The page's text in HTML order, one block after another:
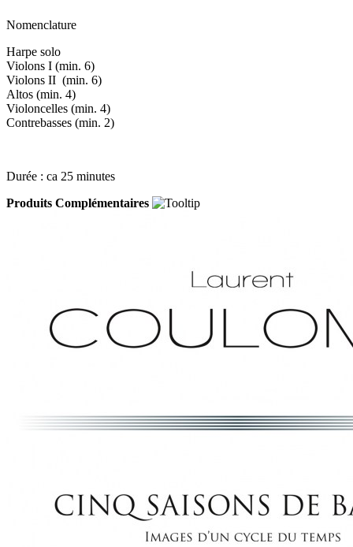
Nomenclature
Harpe solo
Violons I (min. 6)
Violons II (min. 6)
Altos (min. 4)
Violoncelles (min. 4)
Contrebasses (min. 2)
Durée : ca 25 minutes
Produits Complémentaires